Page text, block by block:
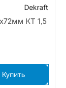
Dekraft
КТ 1,5
Купить